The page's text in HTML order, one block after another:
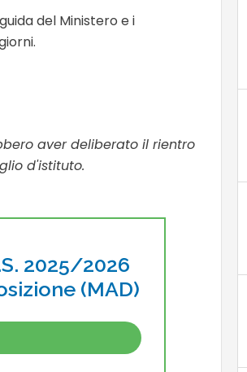
del Ministero e i
aver deliberato il rientro
d'istituto.
2025/2026
(MAD)